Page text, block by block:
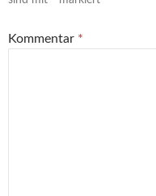
Kommentar *